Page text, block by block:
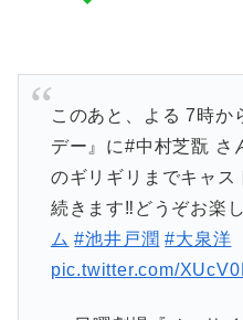
このあと、よる 7時か
デー』に#中村芝翫 さ
のギリギリまでキャス
続きます‼️どうぞお楽
ム #池井戸潤 #大泉洋
pic.twitter.com/